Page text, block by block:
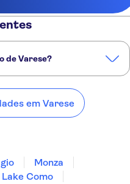
de Varese?
em Varese
Monza
Lake Como